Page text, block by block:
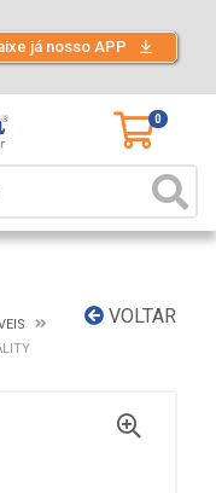
já nosso APP
0
VOLTAR